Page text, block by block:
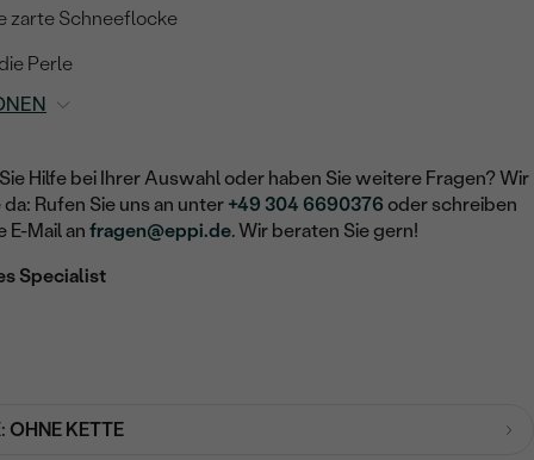
zarte Schneeflocke
Perle
Hilfe bei Ihrer Auswahl oder haben Sie weitere Fragen? Wir
Rufen Sie uns an unter +49 304 6690376 oder schreiben
E-Mail anfragen@eppi.de. Wir beraten Sie gern!
Specialist
OHNE KETTE